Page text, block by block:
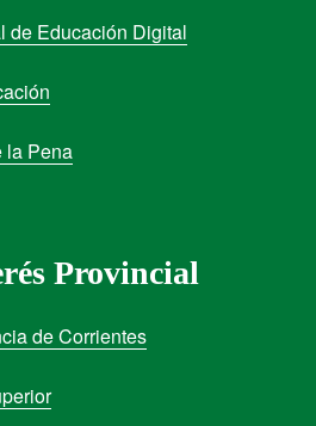
de Educación Digital
la Pena
Provincial
de Corrientes